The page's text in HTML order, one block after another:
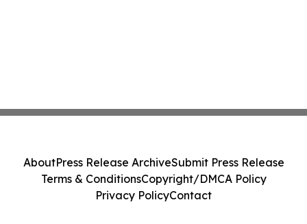
AboutPress Release ArchiveSubmit Press Release
Terms & ConditionsCopyright/DMCA Policy
Privacy PolicyContact